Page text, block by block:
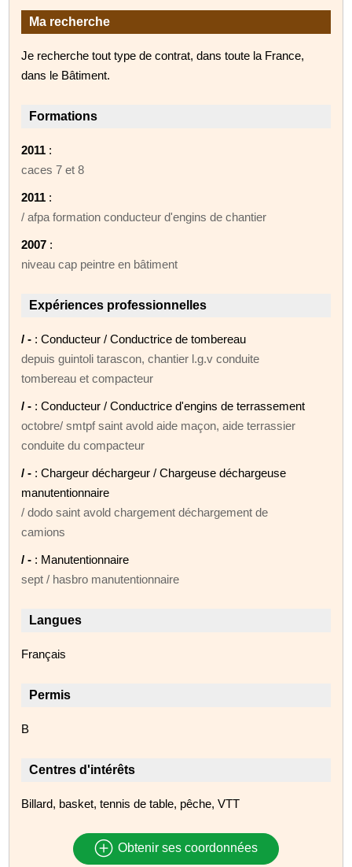
Ma recherche
Je recherche tout type de contrat, dans toute la France,
dans le Bâtiment.
Formations
2011 :
caces 7 et 8
2011 :
/ afpa formation conducteur d'engins de chantier
2007 :
niveau cap peintre en bâtiment
Expériences professionnelles
/ - : Conducteur / Conductrice de tombereau
depuis guintoli tarascon, chantier l.g.v conduite
tombereau et compacteur
/ - : Conducteur / Conductrice d'engins de terrassement
octobre/ smtpf saint avold aide maçon, aide terrassier
conduite du compacteur
/ - : Chargeur déchargeur / Chargeuse déchargeuse
manutentionnaire
/ dodo saint avold chargement déchargement de
camions
/ - : Manutentionnaire
sept / hasbro manutentionnaire
Langues
Français
Permis
B
Centres d'intérêts
Billard, basket, tennis de table, pêche, VTT
Obtenir ses coordonnées